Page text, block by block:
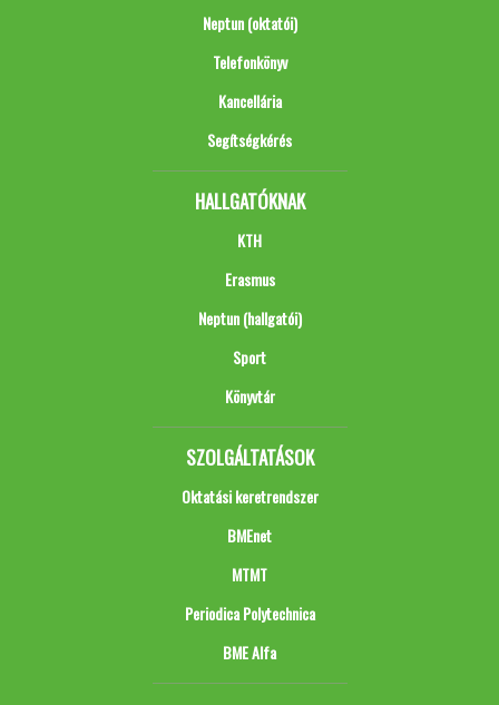
Neptun (oktatói)
Telefonkönyv
Kancellária
Segítségkérés
HALLGATÓKNAK
KTH
Erasmus
Neptun (hallgatói)
Sport
Könyvtár
SZOLGÁLTATÁSOK
Oktatási keretrendszer
BMEnet
MTMT
Periodica Polytechnica
BME Alfa